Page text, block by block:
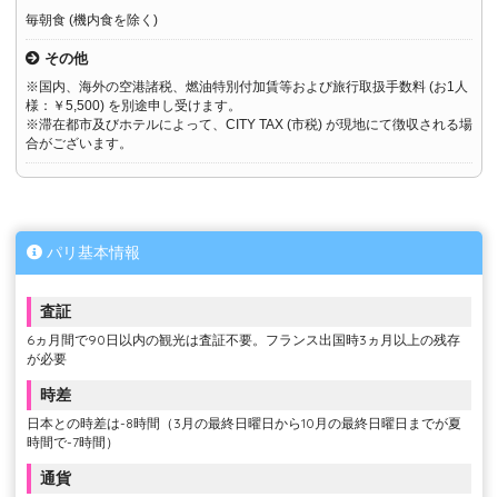
毎朝食 (機内食を除く)
その他
※国内、海外の空港諸税、燃油特別付加賃等および旅行取扱手数料 (お1人
様：￥5,500) を別途申し受けます。
※滞在都市及びホテルによって、CITY TAX (市税) が現地にて徴収される場
合がございます。
パリ基本情報
査証
6ヵ月間で90日以内の観光は査証不要。フランス出国時3ヵ月以上の残存
が必要
時差
日本との時差は-8時間（3月の最終日曜日から10月の最終日曜日までが夏
時間で-7時間）
通貨